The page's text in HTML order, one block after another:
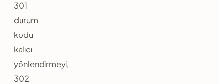
301
durum
kodu
kalıcı
yönlendirmeyi,
302